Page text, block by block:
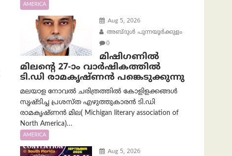
AMERICA
Aug 5, 2026
അബ്ദുൾ പുന്നയൂർക്കുളം
0
മിഷിഗണിൽ
മിലന്റെ 27-ാം വാർഷികത്തിൽ
ടി.ഡി രാമകൃഷ്ണൻ പങ്കെടുക്കുന്നു
മലയാള നോവൽ ചരിത്രത്തിൽ കോളിളക്കങ്ങൾ
സൃഷ്ടിച്ച പ്രശസ്‌ത എഴുത്തുകാരൻ ടി.ഡി
രാമകൃഷ്ണൻ മില( Michigan literary association of
North America)...
AMERICA
Aug 5, 2026